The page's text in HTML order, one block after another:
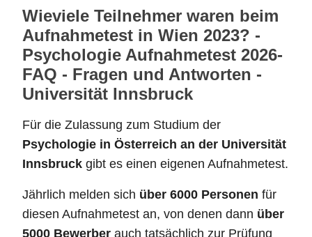
Mo, 10. August 2026 | 33
Englisch Deutsch Spanisch
Wieviele Teilnehmer waren beim
Aufnahmetest in Wien 2023? -
Psychologie Aufnahmetest 2026-
FAQ - Fragen und Antworten -
Universität Innsbruck
Für die Zulassung zum Studium der
Psychologie in Österreich an der Universität
Innsbruck gibt es einen eigenen Aufnahmetest.
Jährlich melden sich über 6000 Personen für
diesen Aufnahmetest an, von denen dann über
5000 Bewerber auch tatsächlich zur Prüfung